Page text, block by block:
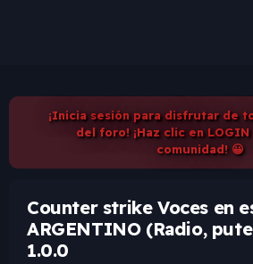
¡Inicia sesión para disfrutar de
del foro! ¡Haz clic en
comunidad! 😀
Counter strike Voces en
ARGENTINO (Radio,
1.0.0